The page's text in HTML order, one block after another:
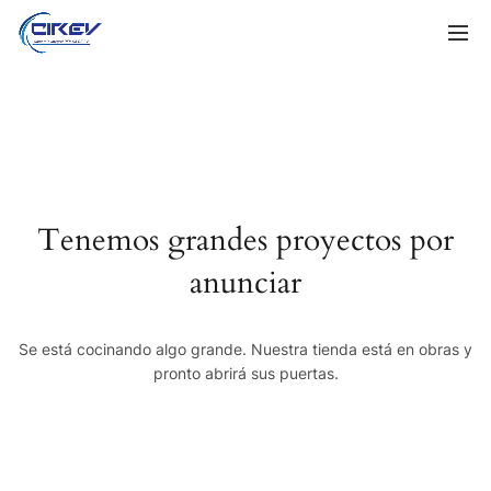
Tenemos grandes proyectos por
anunciar
Se está cocinando algo grande. Nuestra tienda está en obras y
pronto abrirá sus puertas.